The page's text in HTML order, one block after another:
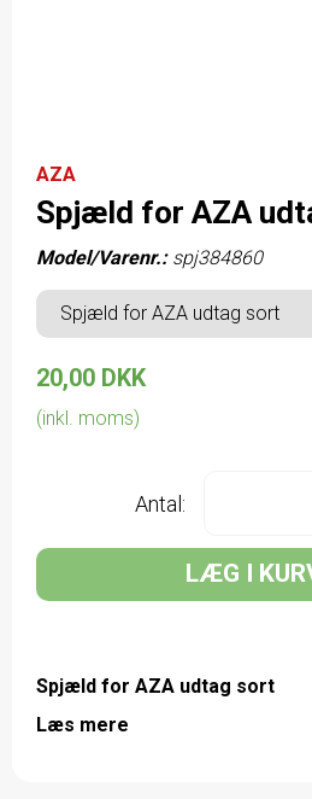
AZA
Spjæld for AZA
Model/Varenr.: spj384860
Spjæld for AZA udtag sort
20,00 DKK
(inkl. moms)
Antal:
LÆG I
Spjæld for AZA udtag sort
Læs mere